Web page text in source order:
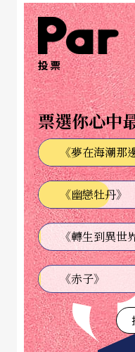
邀約，，造就耀眼
國小二年級從鋼琴
和古箏有了第一類
麗的事物，像古箏
會發出美麗聲響，
動。」因此，「本
途而廢，反倒是老
的功力。」半年之
賽，拿下兒童組的
葉娟礽的音樂之路
而歸，她將這一切
是國中時期的老師
沒有韻味，性格不
投票
票選你心中
《夢在海潮那
《幽戀牡丹》
《赤子》